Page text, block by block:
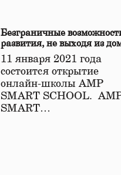
Безграничные
развития, не выходя из
11 января 2021 года
состоится открытие
онлайн-школы АМР
SMART SCHOOL.
SMART…